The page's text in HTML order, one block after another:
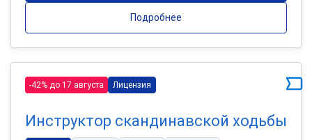
Подробнее
-42% до 17 августа Лицензия
Инструктор скандинавской ходьбы